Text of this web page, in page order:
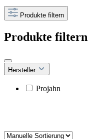
Produkte filtern
Produkte filtern
Hersteller
Projahn